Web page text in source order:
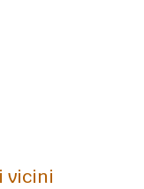
vicini